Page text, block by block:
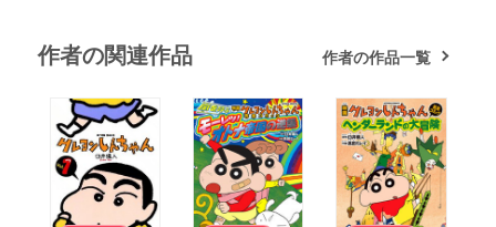
作者の関連作品 作者の作品一覧